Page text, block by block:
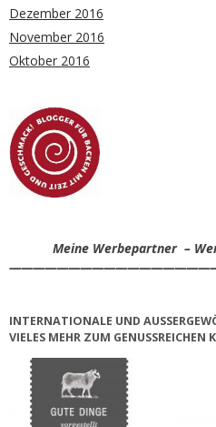
Dezember 2016
November 2016
Oktober 2016
Meine Werbepartner –
INTERNATIONALE UND
IELES MEHR ZUM GENUSSREICHEN